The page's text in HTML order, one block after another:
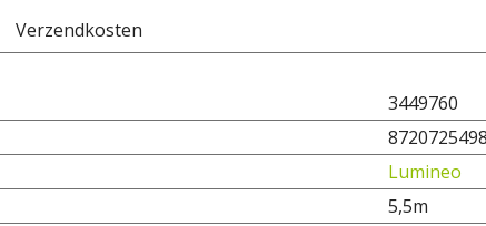
Verzendkosten
3449760
Lumineo
5,5m